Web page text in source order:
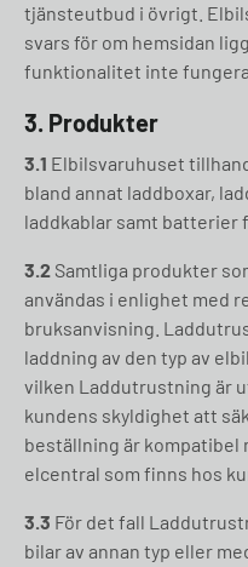
tjänsteutbud i övrigt.
svars för om hemsidan
funktionalitet inte
3. Produkter
3.1 Elbilsvaruhuset
bland annat laddboxar,
laddkablar samt batterier
3.2 Samtliga produkter
användas i enlighet med
bruksanvisning.
laddning av den typ av
vilken Laddutrustning är
kundens skyldighet att
beställning är kompatibel
elcentral som finns hos
3.3 För det fall
bilar av annan typ eller